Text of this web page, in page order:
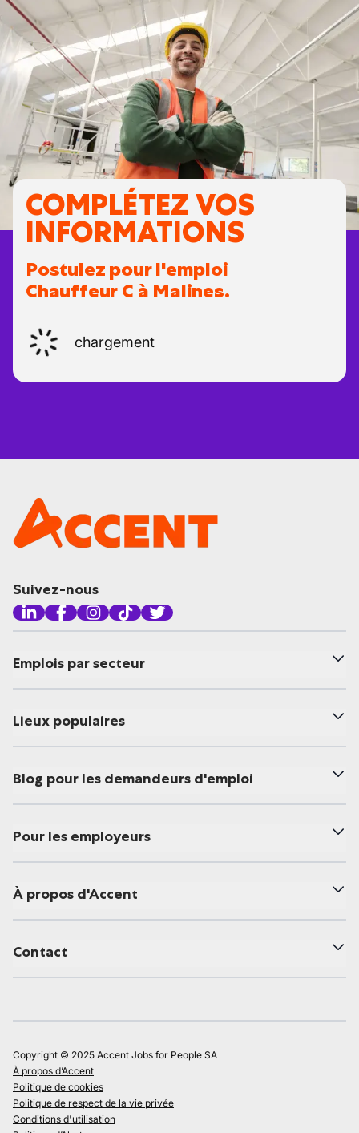
COMPLÉTEZ VOS
INFORMATIONS
Postulez pour l'emploi
Chauffeur C à Malines.
chargement
Suivez-nous
Emplois par secteur
Lieux populaires
Blog pour les demandeurs d'emploi
Pour les employeurs
À propos d'Accent
Contact
Copyright © 2025 Accent Jobs for People SA
À propos d’Accent
Politique de cookies
Politique de respect de la vie privée
Conditions d'utilisation